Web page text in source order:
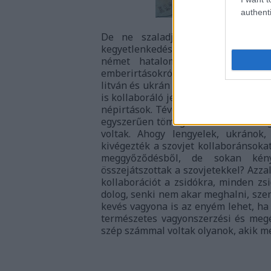
De ne szaladjunk ennyire
kegyetlenkedés elsősorban azokon
német hatalom is elfoglalt. És
emberirtásokról alig kevesen
litván és ukrán földeken, mindenhol
is kollaboráló jelentős számú
népirtások. Tévedés azt hinni, hogy
egyszerűen tömegsírokba lőtték.
voltak. Ahogy lengyelek,
kivégezték a szovjet
meggyőződésből, de sokan
összejátszottak a szovjetekkel?
kollaborációt a zsidókra, minden
dolog, senki nem akar meghalni,
kevés vagyona is az enyém lehet,
természetes vagyonszerzési és
szép számmal voltak olyanok, akik